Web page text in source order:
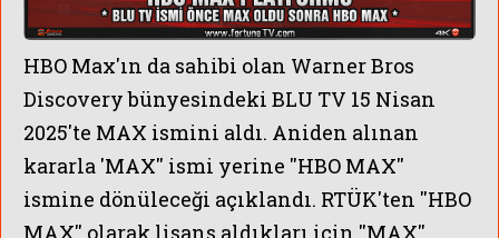
HBO Max'ın da sahibi olan Warner Bros
Discovery bünyesindeki BLU TV 15 Nisan
2025'te MAX ismini aldı. Aniden alınan
kararla 'MAX'' ismi yerine ''HBO MAX''
ismine dönüleceği açıklandı. RTÜK'ten ''HBO